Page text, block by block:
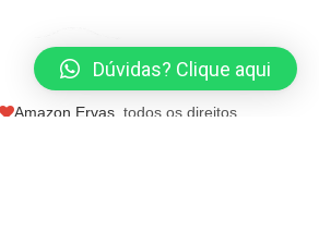
Amazon Ervas , todos os direitos
Dúvidas? Clique aqui